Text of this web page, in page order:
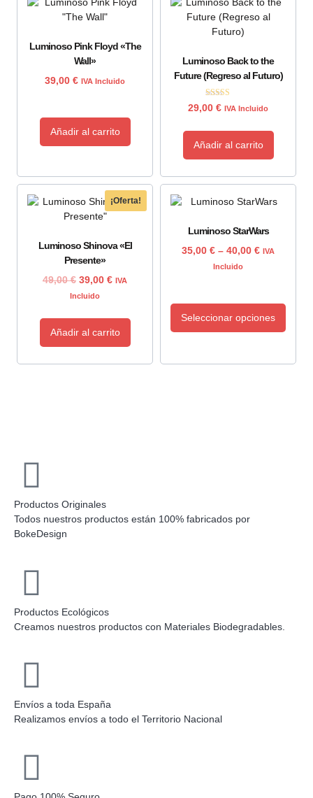
Luminoso Pink Floyd «The
Wall»
39,00 € IVA Incluido
Añadir al carrito
Luminoso Back to the
Future (Regreso al Futuro)
Valorado con
5.00
29,00 € IVA Incluido
Añadir al carrito
¡Oferta!
Luminoso Shinova «El
Presente»
49,00€ 39,00 € IVA
Incluido
Añadir al carrito
Luminoso StarWars
35,00 € – 40,00 € IVA
Incluido
Seleccionar opciones
Productos Originales
Todos nuestros productos están 100% fabricados por
BokeDesign
Productos Ecológicos
Creamos nuestros productos con Materiales Biodegradables.
Envíos a toda España
Realizamos envíos a todo el Territorio Nacional